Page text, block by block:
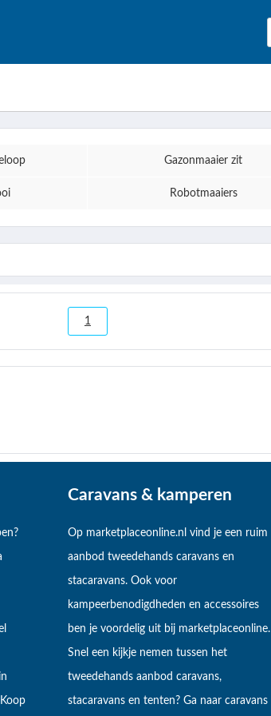
Gazonmaaier zit
Robotmaaiers
1
Caravans & kamperen
Op marketplaceonline.nl vind je een ruim
aanbod tweedehands caravans en
stacaravans. Ook voor
kampeerbenodigdheden en accessoires
ben je voordelig uit bij marketplaceonline.
Snel een kijkje nemen tussen het
tweedehands aanbod caravans,
stacaravans en tenten? Ga naar caravans